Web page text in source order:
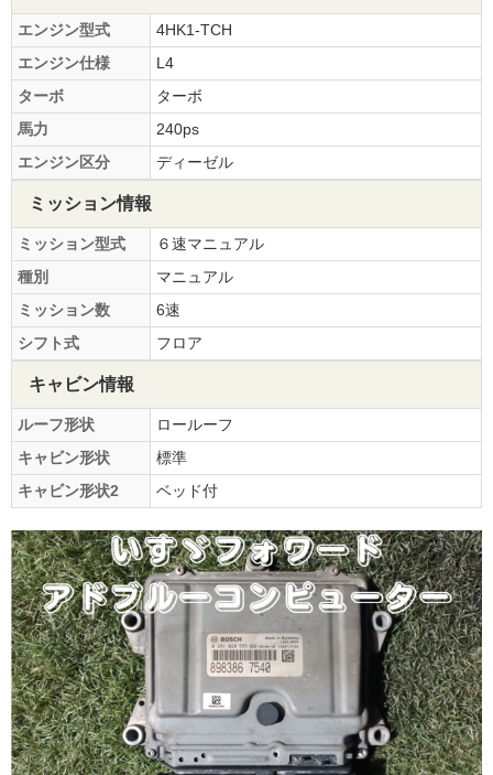
エンジン型式
4HK1-TCH
エンジン仕様
L4
ターボ
ターボ
馬力
240ps
エンジン区分
ディーゼル
ミッション情報
ミッション型式
６速マニュアル
種別
マニュアル
ミッション数
6速
シフト式
フロア
キャビン情報
ルーフ形状
ロールーフ
キャビン形状
標準
キャビン形状2
ベッド付